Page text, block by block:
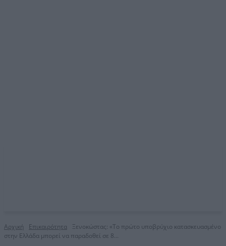
Αρχική Επικαιρότητα
Ξενοκώστας: «Το πρώτο υποβρύχιο κατασκευασμένο
στην Ελλάδα μπορεί να παραδοθεί σε 8...